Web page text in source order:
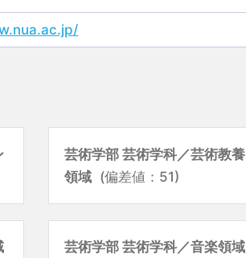
芸術学部 芸術学科／芸術教養
領域 (偏差値：51)
芸術学部 芸術学科／音楽領域